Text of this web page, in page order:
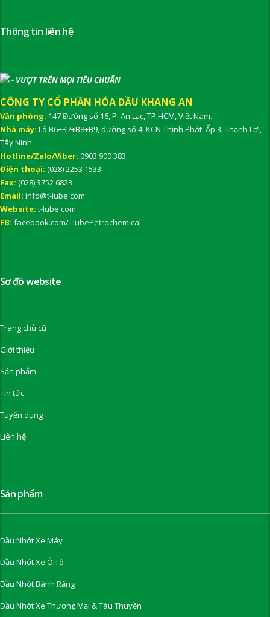
Thông tin liên hệ
- VƯỢT TRÊN MỌI TIÊU CHUẨN
CÔNG TY CỔ PHẦN HÓA DẦU KHANG AN
Văn phòng: 147 Đường số 16, P. An Lạc, TP.HCM, Việt Nam.
Nhà máy: Lô B6+B7+B8+B9, đường số 4, KCN Thịnh Phát, Ấp 3, Thạnh Lợi,
Tây Ninh.
Hotline/Zalo/Viber: 0903 900 383
Điện thoại: (028) 2253 1533
Fax: (028) 3752 6823
Email: info@t-lube.com
Website: t-lube.com
FB: facebook.com/TlubePetrochemical
Sơ đồ website
Trang chủ cũ
Giới thiệu
Sản phẩm
Tin tức
Tuyển dụng
Liên hệ
Sản phẩm
Dầu Nhớt Xe Máy
Dầu Nhớt Xe Ô Tô
Dầu Nhớt Bánh Răng
Dầu Nhớt Xe Thương Mại & Tàu Thuyền